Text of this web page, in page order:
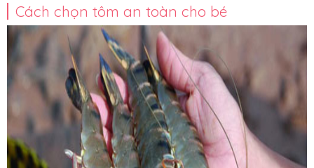
Cách chọn tôm an toàn cho bé